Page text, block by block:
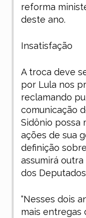
reforma
deste ano.
Insatisfação
A troca deve
por Lula nos
reclamando
comunicação
Sidônio possa
ações de sua
definição
assumirá
dos
“Nesses dois
mais entregas